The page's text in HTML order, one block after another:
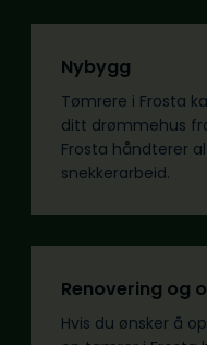
Nybygg
Tømrere i Frosta
ditt drømmehus
Frosta håndterer
snekkerarbeid.
Renovering og
Hvis du ønsker å